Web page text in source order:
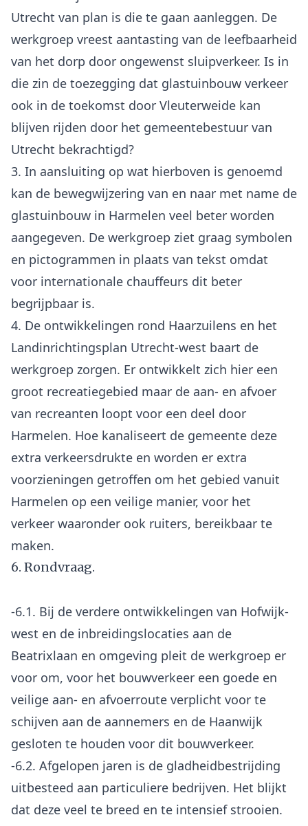
Utrecht van plan is die te gaan aanleggen. De
werkgroep vreest aantasting van de leefbaarheid
van het dorp door ongewenst sluipverkeer. Is in
die zin de toezegging dat glastuinbouw verkeer
ook in de toekomst door Vleuterweide kan
blijven rijden door het gemeentebestuur van
Utrecht bekrachtigd?
3. In aansluiting op wat hierboven is genoemd
kan de bewegwijzering van en naar met name de
glastuinbouw in Harmelen veel beter worden
aangegeven. De werkgroep ziet graag symbolen
en pictogrammen in plaats van tekst omdat
voor internationale chauffeurs dit beter
begrijpbaar is.
4. De ontwikkelingen rond Haarzuilens en het
Landinrichtingsplan Utrecht-west baart de
werkgroep zorgen. Er ontwikkelt zich hier een
groot recreatiegebied maar de aan- en afvoer
van recreanten loopt voor een deel door
Harmelen. Hoe kanaliseert de gemeente deze
extra verkeersdrukte en worden er extra
voorzieningen getroffen om het gebied vanuit
Harmelen op een veilige manier, voor het
verkeer waaronder ook ruiters, bereikbaar te
6. Rondvraag.
-6.1. Bij de verdere ontwikkelingen van Hofwijk-
west en de inbreidingslocaties aan de
Beatrixlaan en omgeving pleit de werkgroep er
voor om, voor het bouwverkeer een goede en
veilige aan- en afvoerroute verplicht voor te
schijven aan de aannemers en de Haanwijk
gesloten te houden voor dit bouwverkeer.
-6.2. Afgelopen jaren is de gladheidbestrijding
uitbesteed aan particuliere bedrijven. Het blijkt
dat deze veel te breed en te intensief strooien.